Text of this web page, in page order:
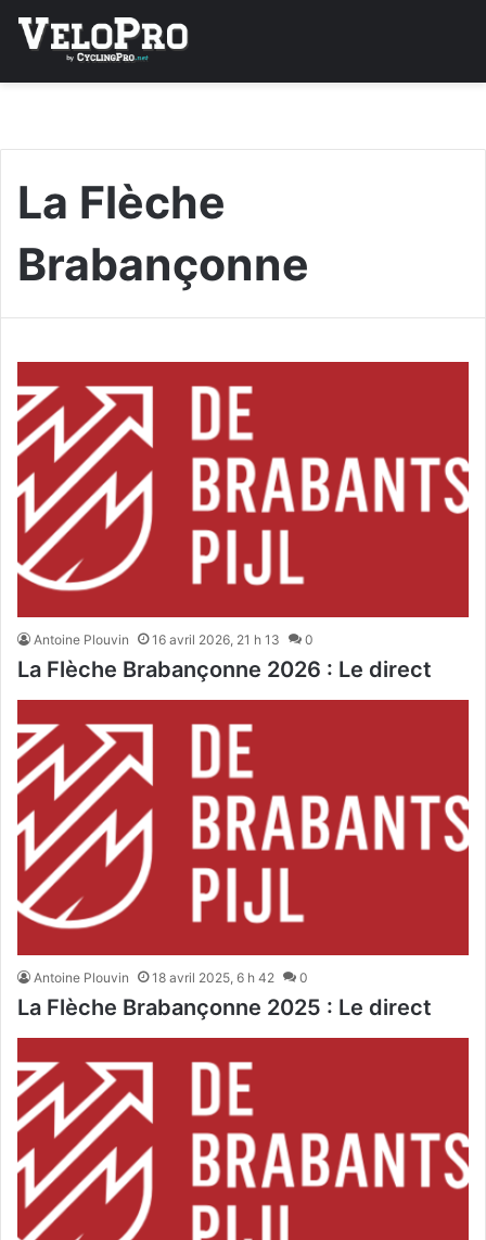
La Flèche
Brabançonne
Antoine Plouvin 16 avril 2026, 21 h 13 0
La Flèche Brabançonne 2026 : Le direct
Antoine Plouvin 18 avril 2025, 6 h 42 0
La Flèche Brabançonne 2025 : Le direct